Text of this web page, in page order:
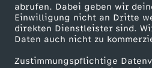
abrufen. Dabei geben wir
Einwilligung nicht an Dritte
direkten Dienstleister sind.
Daten auch nicht zu
Zustimmungspflichtige
n
e
ZDF-Apps
Smart TV
ZDFtext
Livestreams